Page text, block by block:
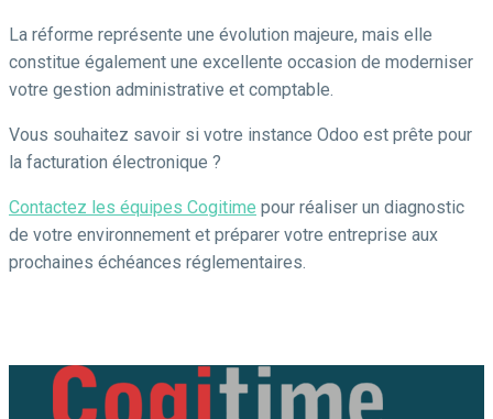
La réforme représente une évolution majeure, mais elle
constitue également une excellente occasion de moderniser
votre gestion administrative et comptable.
Vous souhaitez savoir si votre instance Odoo est prête pour
la facturation électronique ?
Contactez les équipes Cogitime pour réaliser un diagnostic
de votre environnement et préparer votre entreprise aux
prochaines échéances réglementaires.